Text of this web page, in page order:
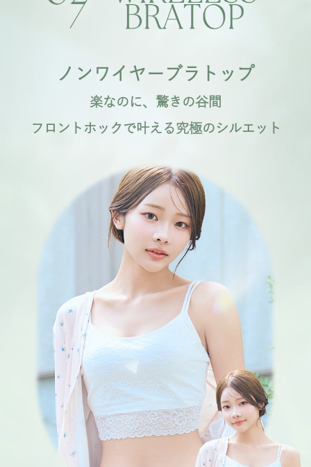
ノンワイヤーブラトップ
楽なのに、驚きの谷間
フロントホックで叶える究極のシルエット